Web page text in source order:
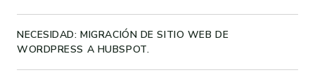
NECESIDAD: MIGRACIÓN DE SITIO WEB DE
WORDPRESS A HUBSPOT.